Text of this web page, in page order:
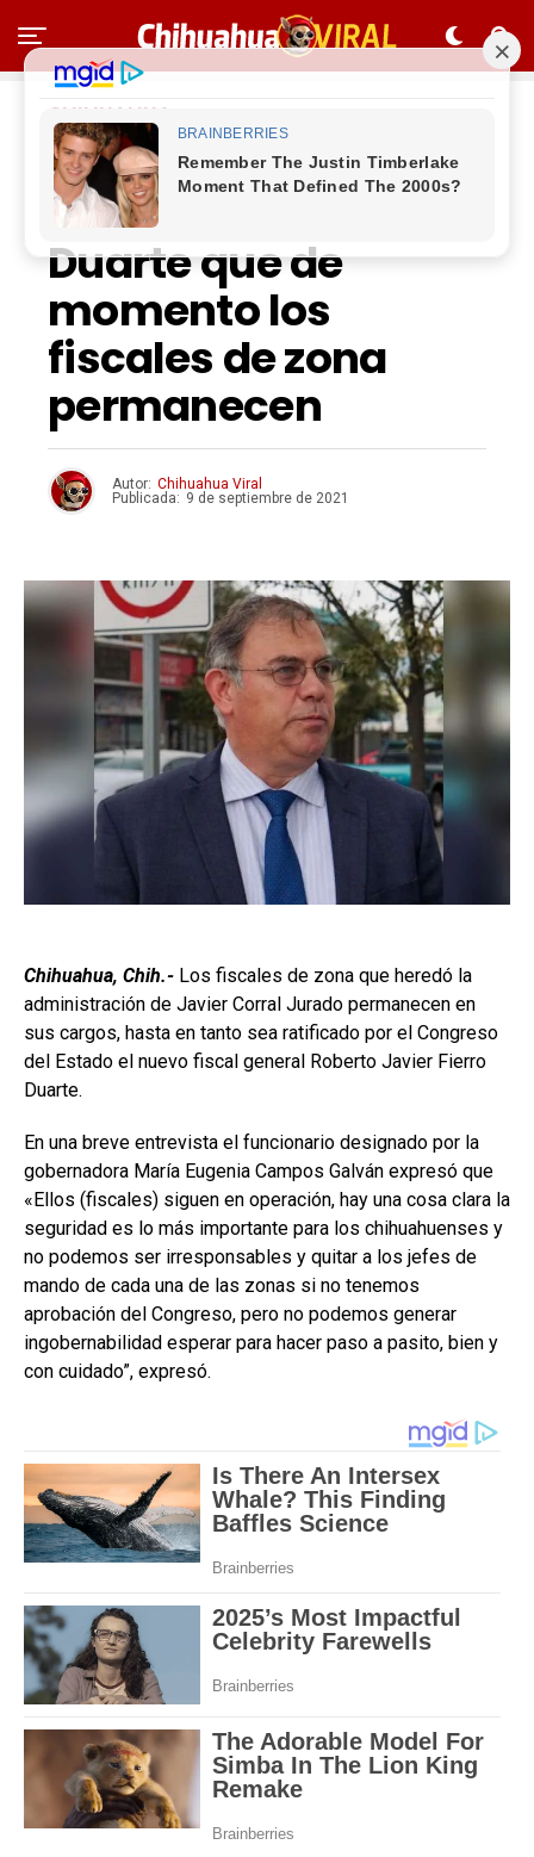
CHIHUAHUA
Dice el fiscal general
Roberto Javier Fierro
Duarte que de
momento los
fiscales de zona
permanecen
Autor: Chihuahua Viral
Publicada: 9 de septiembre de 2021
Chihuahua, Chih.- Los fiscales de zona que heredó la
administración de Javier Corral Jurado permanecen en
sus cargos, hasta en tanto sea ratificado por el Congreso
del Estado el nuevo fiscal general Roberto Javier Fierro
Duarte.
En una breve entrevista el funcionario designado por la
gobernadora María Eugenia Campos Galván expresó que
«Ellos (fiscales) siguen en operación, hay una cosa clara la
seguridad es lo más importante para los chihuahuenses y
no podemos ser irresponsables y quitar a los jefes de
mando de cada una de las zonas si no tenemos
aprobación del Congreso, pero no podemos generar
ingobernabilidad esperar para hacer paso a pasito, bien y
con cuidado”, expresó.